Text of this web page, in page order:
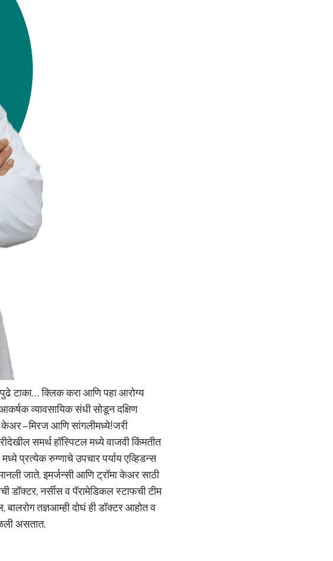
टाका… क्लिक करा आणि पहा आरोग्य
व्यावसायिक संधी सोडून दक्षिण
केअर – मिरज आणि सांगलीमध्ये!जरी
समर्थ हॉस्पिटल मध्ये वाजवी किंमतीत
प्रत्येक रुग्णाचे उपचार पर्याय एव्हिडन्स
जाते. इमर्जन्सी आणि ट्रॉमा केअर साठी
डॉक्टर, नर्सीस व पॅरामेडिकल स्टाफची टीम
बालरोग तज्ञआम्ही दोघं ही डॉक्टर आहोत व
असतात.